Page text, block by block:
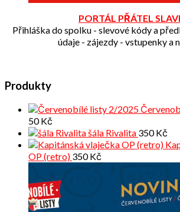
PORTÁL PŘÁTEL
Přihláška do spolku - slevové kódy a
údaje - zájezdy - vstupenky a
Produkty
50Kč
šála Rivalita 350Kč
OP (retro) 350Kč